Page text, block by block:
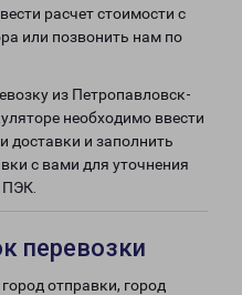
расчет стоимости с
или позвонить нам по
из Петропавловск-
необходимо ввести
доставки и заполнить
с вами для уточнения
ПЭК.
перевозки
отправки, город